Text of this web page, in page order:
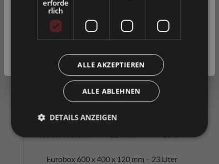
Produkt vergleichen
Zum Merkzettel hinzufügen
Eurobox 600 x 400 x 120 mm – 23 Liter
Privatkunde
Geschäftskunde( exkl. MwSt. )
erforde
rlich
ALLE AKZEPTIEREN
ALLE ABLEHNEN
DETAILS ANZEIGEN